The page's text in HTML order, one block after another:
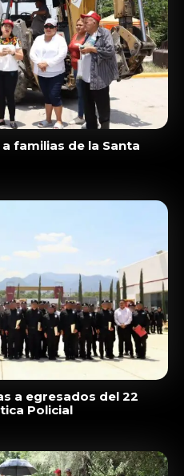
familias de la Santa
a egresados del 22
Policial